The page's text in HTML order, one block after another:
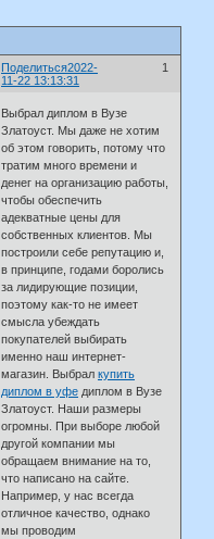
Поделиться 1
2022-
11-22 13:13:31
Выбрал диплом в Вузе
Златоуст. Мы даже не хотим
об этом говорить, потому что
тратим много времени и
денег на организацию работы,
чтобы обеспечить
адекватные цены для
собственных клиентов. Мы
построили себе репутацию и,
в принципе, годами боролись
за лидирующие позиции,
поэтому как-то не имеет
смысла убеждать
покупателей выбирать
именно наш интернет-
магазин. Выбралкупить
диплом в уфе диплом в Вузе
Златоуст. Наши размеры
огромны. При выборе любой
другой компании мы
обращаем внимание на то,
что написано на сайте.
Например, у нас всегда
отличное качество, однако
мы проводим